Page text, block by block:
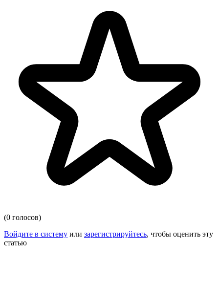
(0 голосов)
Войдите в систему или зарегистрируйтесь, чтобы оценить эту
статью